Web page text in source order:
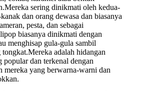
sering dinikmati oleh kedua-
dan orang dewasa dan biasanya
pesta, dan sebagai
biasanya dinikmati dengan
menghisap gula-gula sambil
tongkat.Mereka adalah hidangan
popular dan terkenal dengan
mereka yang berwarna-warni dan